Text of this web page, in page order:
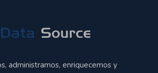
administramos, enriquecemos y